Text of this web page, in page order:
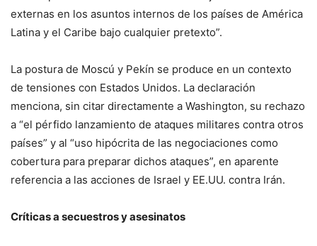
externas en los asuntos internos de los países de América
Latina y el Caribe bajo cualquier pretexto”.
La postura de Moscú y Pekín se produce en un contexto
de tensiones con Estados Unidos. La declaración
menciona, sin citar directamente a Washington, su rechazo
a “el pérfido lanzamiento de ataques militares contra otros
países” y al “uso hipócrita de las negociaciones como
cobertura para preparar dichos ataques”, en aparente
referencia a las acciones de Israel y EE.UU. contra Irán.
Críticas a secuestros y asesinatos